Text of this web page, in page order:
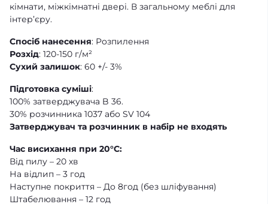
кімнати, міжкімнатні двері. В загальному меблі для
інтер’єру.
Спосіб нанесення: Розпилення
Розхід: 120-150 г/м²
Сухий залишок: 60 +/- 3%
Підготовка суміші:
100% затверджувача B 36.
30% розчинника 1037 або SV 104
Затверджувач та розчинник в набір не входять
Час висихання при 20°С:
Від пилу – 20 хв
На відлип – 3 год
Наступне покриття – До 8год (без шліфування)
Штабелювання – 12 год